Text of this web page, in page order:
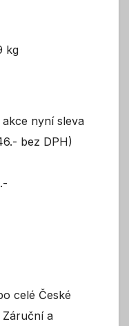
kg
nyní sleva
bez DPH)
celé České
a